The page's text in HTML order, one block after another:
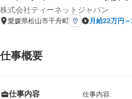
株式会社ティーネットジャパン
愛媛県松山市千舟町 月給22万円
仕事概要
仕事内容
仕事内容: